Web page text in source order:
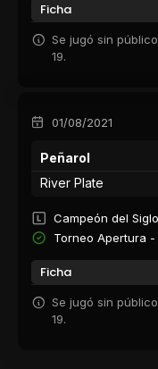
Ficha
Se jugó sin
19.
01/08/2021
Peñarol
River Plate
Campeón del Siglo
Torneo Apertura -
Ficha
Se jugó sin
19.